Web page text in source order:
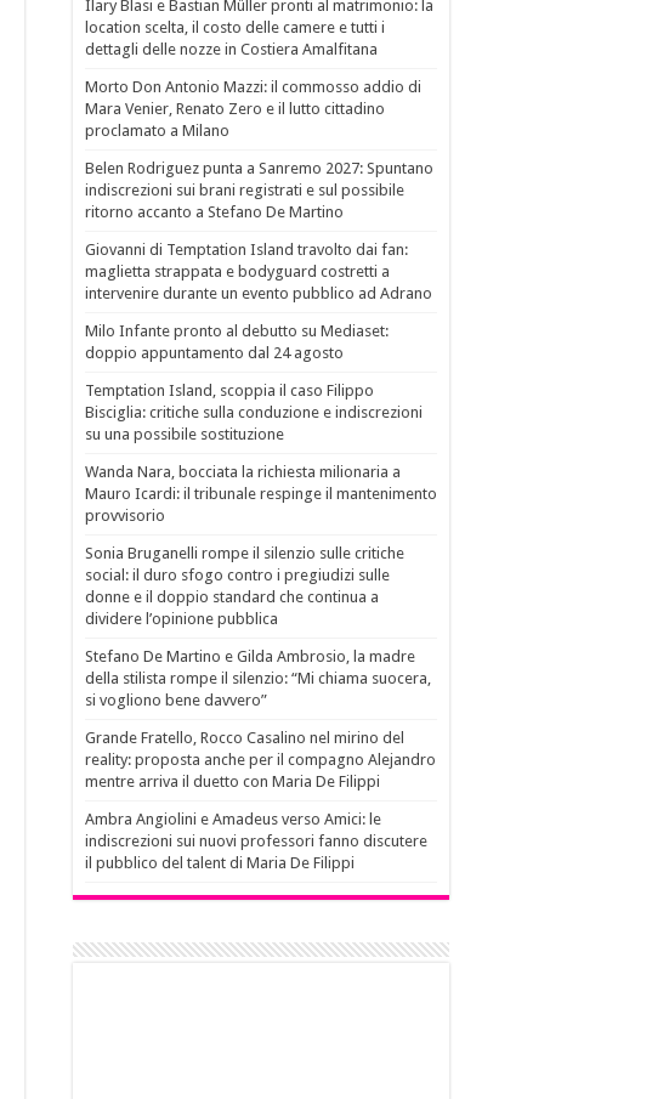
Ilary Blasi e Bastian Müller pronti al matrimonio: la
location scelta, il costo delle camere e tutti i
dettagli delle nozze in Costiera Amalfitana
Morto Don Antonio Mazzi: il commosso addio di
Mara Venier, Renato Zero e il lutto cittadino
proclamato a Milano
Belen Rodriguez punta a Sanremo 2027: Spuntano
indiscrezioni sui brani registrati e sul possibile
ritorno accanto a Stefano De Martino
Giovanni di Temptation Island travolto dai fan:
maglietta strappata e bodyguard costretti a
intervenire durante un evento pubblico ad Adrano
Milo Infante pronto al debutto su Mediaset:
doppio appuntamento dal 24 agosto
Temptation Island, scoppia il caso Filippo
Bisciglia: critiche sulla conduzione e indiscrezioni
su una possibile sostituzione
Wanda Nara, bocciata la richiesta milionaria a
Mauro Icardi: il tribunale respinge il mantenimento
provvisorio
Sonia Bruganelli rompe il silenzio sulle critiche
social: il duro sfogo contro i pregiudizi sulle
donne e il doppio standard che continua a
dividere l’opinione pubblica
Stefano De Martino e Gilda Ambrosio, la madre
della stilista rompe il silenzio: “Mi chiama suocera,
si vogliono bene davvero”
Grande Fratello, Rocco Casalino nel mirino del
reality: proposta anche per il compagno Alejandro
mentre arriva il duetto con Maria De Filippi
Ambra Angiolini e Amadeus verso Amici: le
indiscrezioni sui nuovi professori fanno discutere
il pubblico del talent di Maria De Filippi